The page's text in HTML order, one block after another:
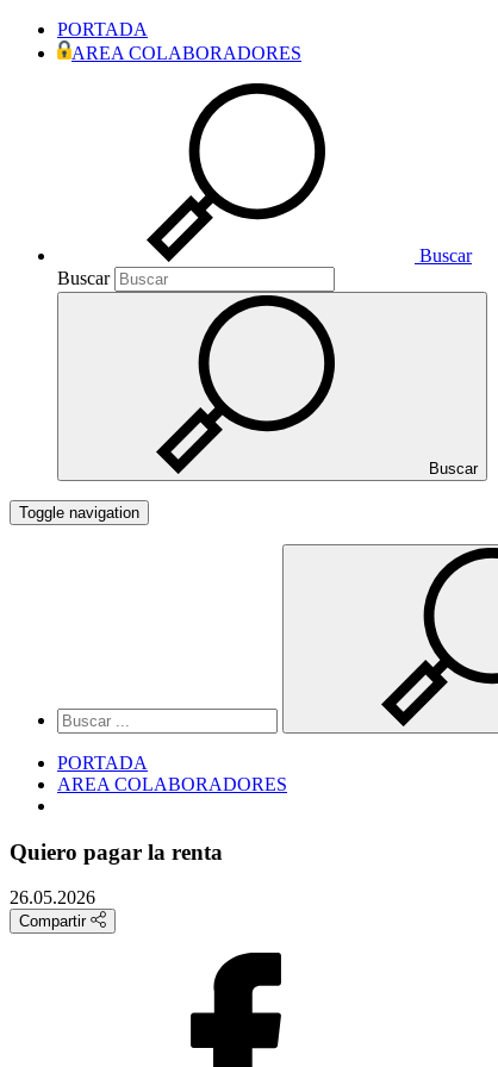
PORTADA
AREA COLABORADORES
Buscar
Buscar
Buscar
Toggle navigation
PORTADA
AREA COLABORADORES
Quiero pagar la renta
26.05.2026
Compartir